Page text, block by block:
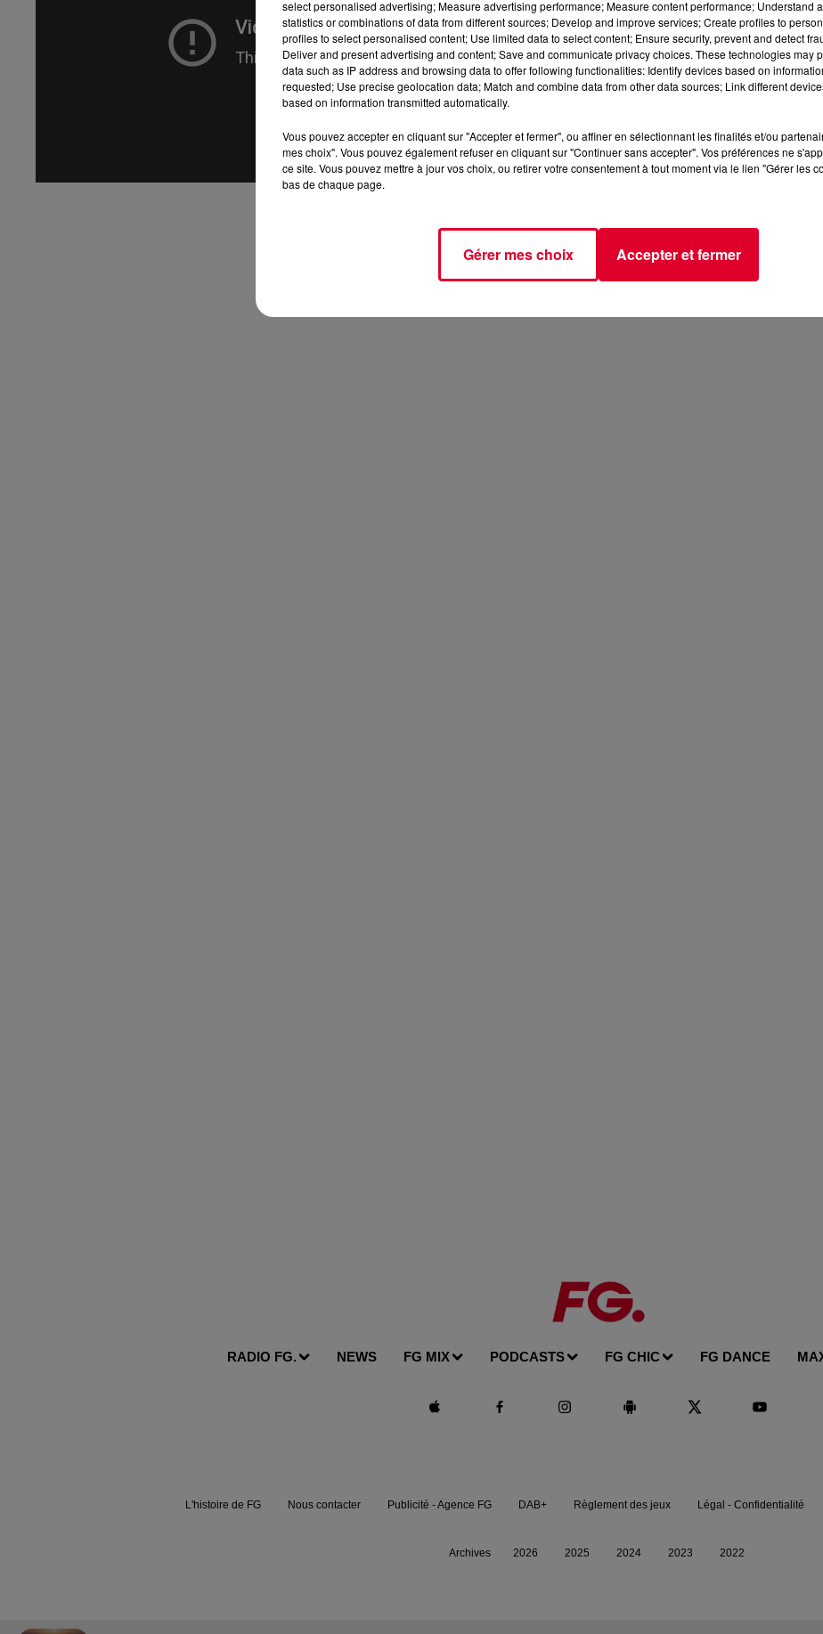
RADIO FG. NEWS FG MIX PODCASTS FG CHIC FG DANCE
L'histoire de FG Nous contacter Publicité - Agence FG DAB+ Règlement des jeux Légal - Confidentialité
Archives 2026 2025 2024 2023 2022
select personalised advertising; Measure advertising performance; Measure content performance; Understand
statistics or combinations of data from different sources; Develop and improve services; Create profiles to
profiles to select personalised content; Use limited data to select content; Ensure security, prevent and detect
Deliver and present advertising and content; Save and communicate privacy choices. These technologies may
data such as IP address and browsing data to offer following functionalities: Identify devices based on
requested; Use precise geolocation data; Match and combine data from other data sources; Link different
based on information transmitted automatically.
Vous pouvez accepter en cliquant sur "Accepter et fermer", ou affiner en sélectionnant les finalités et/ou
mes choix". Vous pouvez également refuser en cliquant sur "Continuer sans accepter". Vos préférences ne
ce site. Vous pouvez mettre à jour vos choix, ou retirer votre consentement à tout moment via le lien "Gérer les
bas de chaque page.
Gérer mes choix Accepter et fermer